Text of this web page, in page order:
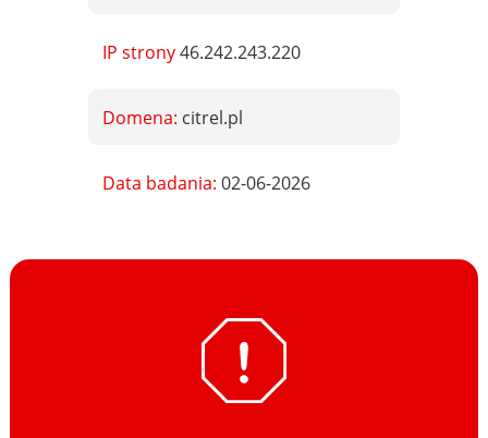
IP strony46.242.243.220
Domena: citrel.pl
Data badania:02-06-2026